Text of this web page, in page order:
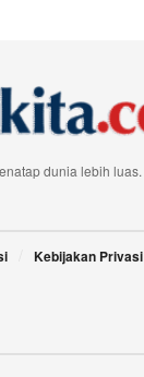
dunia lebih luas.
Kebijakan Privasi